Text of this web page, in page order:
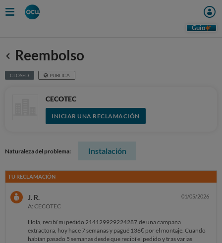
Guio
Anterior
Reembolso
CLOSED PÚBLICA
CECOTEC
INICIAR UNA RECLAMACIÓN
Naturaleza del problema: Instalación
TU RECLAMACIÓN
J. R.
A: CECOTEC
01/05/2026
Hola, recibí mi pedido 214129929224287,de una campana
extractora, hoy hace 7 semanas y pagué 136€ por el montaje. Cuando
habían pasado 5 semanas desde que recibí el pedido y tras varias